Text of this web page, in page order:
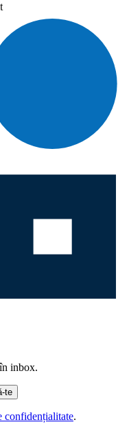
inbox.
te
confidențialitate.